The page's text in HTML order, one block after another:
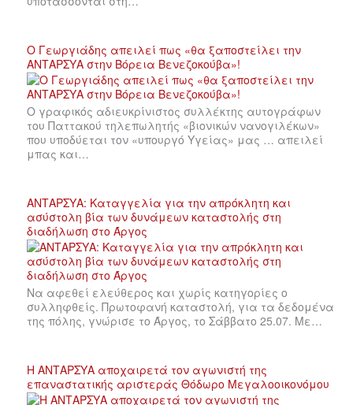
Ο Γεωργιάδης απειλεί πως «θα ξαποστείλει την
ΑΝΤΑΡΣΥΑ στην Βόρεια Βενεζοκούβα»!
Ο γραφικός αδιευκρίνιστος συλλέκτης αυτογράφων
του Παττακού τηλεπωλητής «βιονικών νανογιλέκων»
που υποδύεται τον «υπουργό Υγείας» μας … απειλεί
μπας και…
ΑΝΤΑΡΣΥΑ: Καταγγελία για την απρόκλητη και
ασύστολη βία των δυνάμεων καταστολής στη
διαδήλωση στο Άργος
Να αφεθεί ελεύθερος και χωρίς κατηγορίες ο
συλληφθείς. Πρωτοφανή καταστολή, για τα δεδομένα
της πόλης, γνώρισε το Άργος, το Σάββατο 25.07. Με…
Η ΑΝΤΑΡΣΥΑ αποχαιρετά τον αγωνιστή της
επαναστατικής αριστεράς Θόδωρο Μεγαλοοικονόμου